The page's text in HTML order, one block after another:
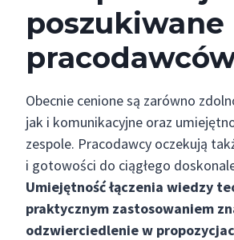
poszukiwane
Obecnie cenione są zarówno
jak i komunikacyjne oraz
zespole. Pracodawcy oczekują
i gotowości do ciągłego
Umiejętność łączenia wiedzy
praktycznym zastosowaniem
odzwierciedlenie w